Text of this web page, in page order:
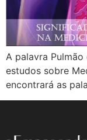
A palavra
estudos sobre
encontrará as